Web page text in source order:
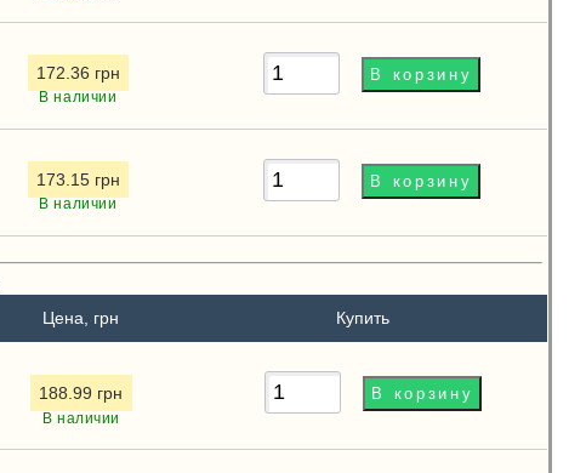
172.36 грн
В наличии
173.15 грн
В наличии
Цена, грн Купить
188.99 грн
В наличии